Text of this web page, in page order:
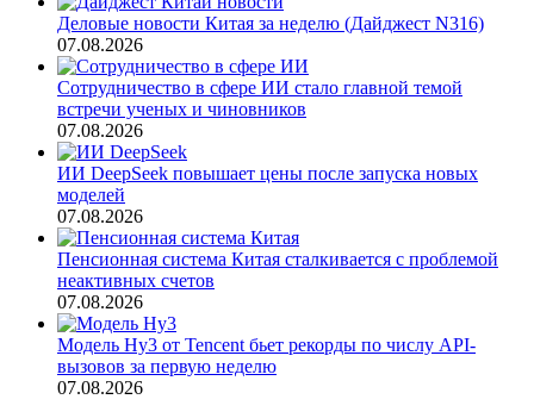
Деловые новости Китая за неделю (Дайджест N316)
07.08.2026
Сотрудничество в сфере ИИ стало главной темой
встречи ученых и чиновников
07.08.2026
ИИ DeepSeek повышает цены после запуска новых
моделей
07.08.2026
Пенсионная система Китая сталкивается с проблемой
неактивных счетов
07.08.2026
Модель Hy3 от Tencent бьет рекорды по числу API-
вызовов за первую неделю
07.08.2026